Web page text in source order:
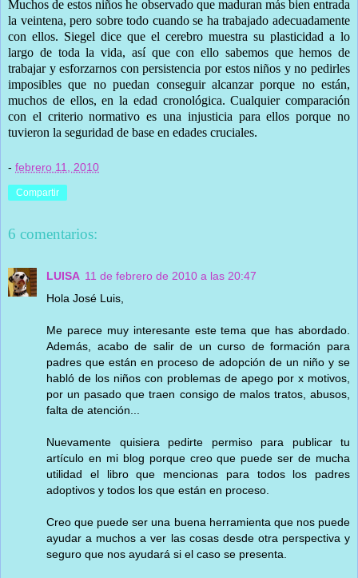
Muchos de estos niños he observado que maduran más bien entrada
la veintena, pero sobre todo cuando se ha trabajado adecuadamente
con ellos. Siegel dice que el cerebro muestra su plasticidad a lo
largo de toda la vida, así que con ello sabemos que hemos de
trabajar y esforzarnos con persistencia por estos niños y no pedirles
imposibles que no puedan conseguir alcanzar porque no están,
muchos de ellos, en la edad cronológica. Cualquier comparación
con el criterio normativo es una injusticia para ellos porque no
tuvieron la seguridad de base en edades cruciales.
- febrero 11, 2010
Compartir
6 comentarios:
LUISA 11 de febrero de 2010 a las 20:47
Hola José Luis,
Me parece muy interesante este tema que has abordado.
Además, acabo de salir de un curso de formación para
padres que están en proceso de adopción de un niño y se
habló de los niños con problemas de apego por x motivos,
por un pasado que traen consigo de malos tratos, abusos,
falta de atención...
Nuevamente quisiera pedirte permiso para publicar tu
artículo en mi blog porque creo que puede ser de mucha
utilidad el libro que mencionas para todos los padres
adoptivos y todos los que están en proceso.
Creo que puede ser una buena herramienta que nos puede
ayudar a muchos a ver las cosas desde otra perspectiva y
seguro que nos ayudará si el caso se presenta.